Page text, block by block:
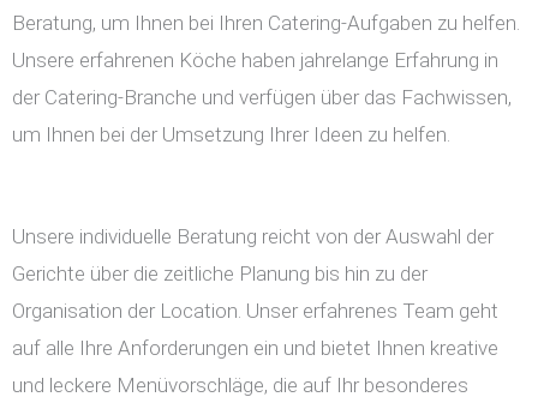
Beratung, um Ihnen bei Ihren Catering-Aufgaben zu helfen.
Unsere erfahrenen Köche haben jahrelange Erfahrung in
der Catering-Branche und verfügen über das Fachwissen,
um Ihnen bei der Umsetzung Ihrer Ideen zu helfen.
Unsere individuelle Beratung reicht von der Auswahl der
Gerichte über die zeitliche Planung bis hin zu der
Organisation der Location. Unser erfahrenes Team geht
auf alle Ihre Anforderungen ein und bietet Ihnen kreative
und leckere Menüvorschläge, die auf Ihr besonderes